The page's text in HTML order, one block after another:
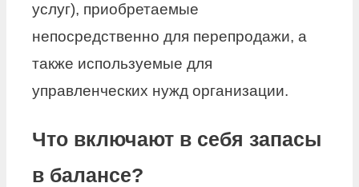
услуг), приобретаемые
непосредственно для перепродажи, а
также используемые для
управленческих нужд организации.
Что включают в себя запасы
в балансе?